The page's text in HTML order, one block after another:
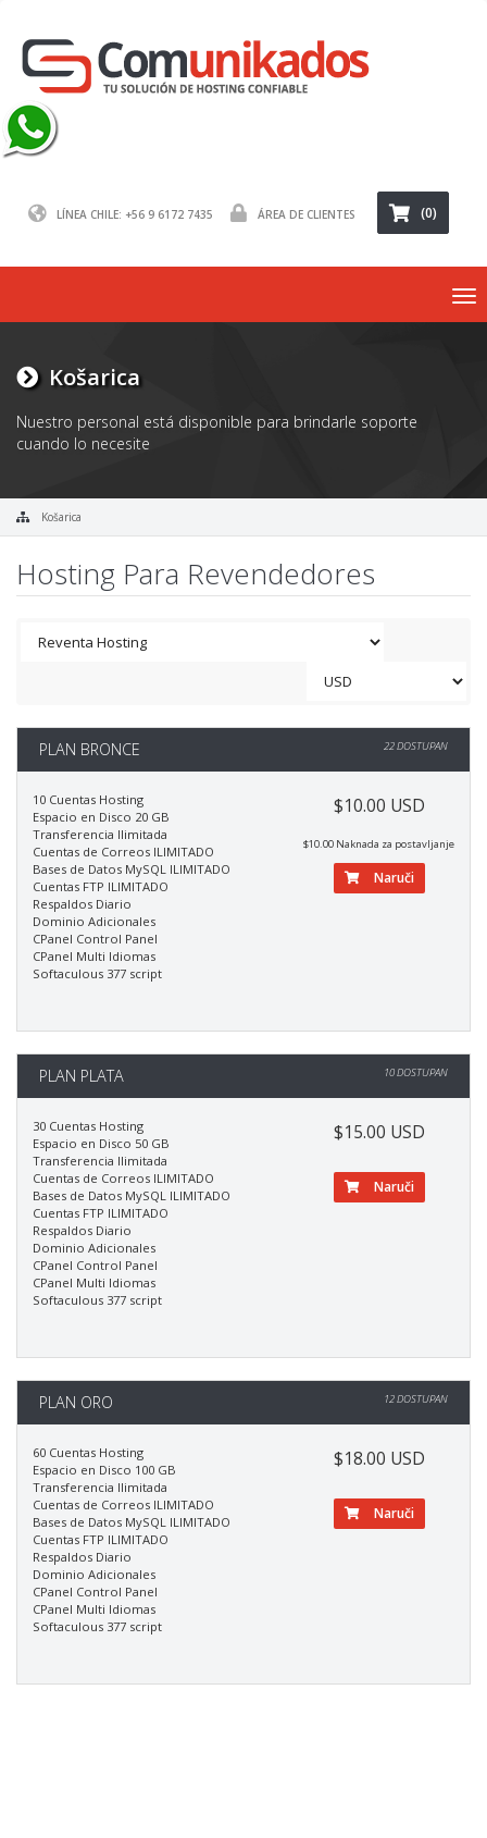
LÍNEA CHILE: +56 9 6172 7435 ÁREA DE CLIENTES (0)
Košarica
Nuestro personal está disponible para brindarle soporte
cuando lo necesite
Košarica
Hosting Para Revendedores
PLAN BRONCE 22 DOSTUPAN
10 Cuentas Hosting
Espacio en Disco 20 GB
Transferencia Ilimitada
Cuentas de Correos ILIMITADO
Bases de Datos MySQL ILIMITADO
Cuentas FTP ILIMITADO
Respaldos Diario
Dominio Adicionales
CPanel Control Panel
CPanel Multi Idiomas
Softaculous 377 script
$10.00 USD
$10.00 Naknada za postavljanje
Naruči
PLAN PLATA 10 DOSTUPAN
30 Cuentas Hosting
Espacio en Disco 50 GB
Transferencia Ilimitada
Cuentas de Correos ILIMITADO
Bases de Datos MySQL ILIMITADO
Cuentas FTP ILIMITADO
Respaldos Diario
Dominio Adicionales
CPanel Control Panel
CPanel Multi Idiomas
Softaculous 377 script
$15.00 USD
Naruči
PLAN ORO 12 DOSTUPAN
60 Cuentas Hosting
Espacio en Disco 100 GB
Transferencia Ilimitada
Cuentas de Correos ILIMITADO
Bases de Datos MySQL ILIMITADO
Cuentas FTP ILIMITADO
Respaldos Diario
Dominio Adicionales
CPanel Control Panel
CPanel Multi Idiomas
Softaculous 377 script
$18.00 USD
Naruči